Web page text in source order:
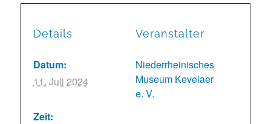
Details
Datum:
11. Juli 2024
Zeit:
Veranstalter
Niederrheinisches
Museum Kevelaer
e. V.